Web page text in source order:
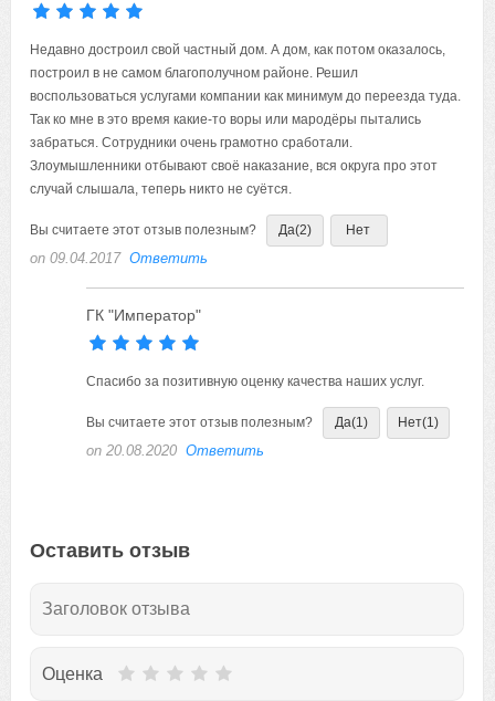
Недавно достроил свой частный дом. А дом, как потом оказалось,
построил в не самом благополучном районе. Решил
воспользоваться услугами компании как минимум до переезда туда.
Так ко мне в это время какие-то воры или мародёры пытались
забраться. Сотрудники очень грамотно сработали.
Злоумышленники отбывают своё наказание, вся округа про этот
случай слышала, теперь никто не суётся.
Вы считаете этот отзыв полезным? Да(2) Нет
on 09.04.2017 Ответить
ГК "Император"
Спасибо за позитивную оценку качества наших услуг.
Вы считаете этот отзыв полезным? Да(1) Нет(1)
on 20.08.2020 Ответить
Оставить отзыв
Оценка